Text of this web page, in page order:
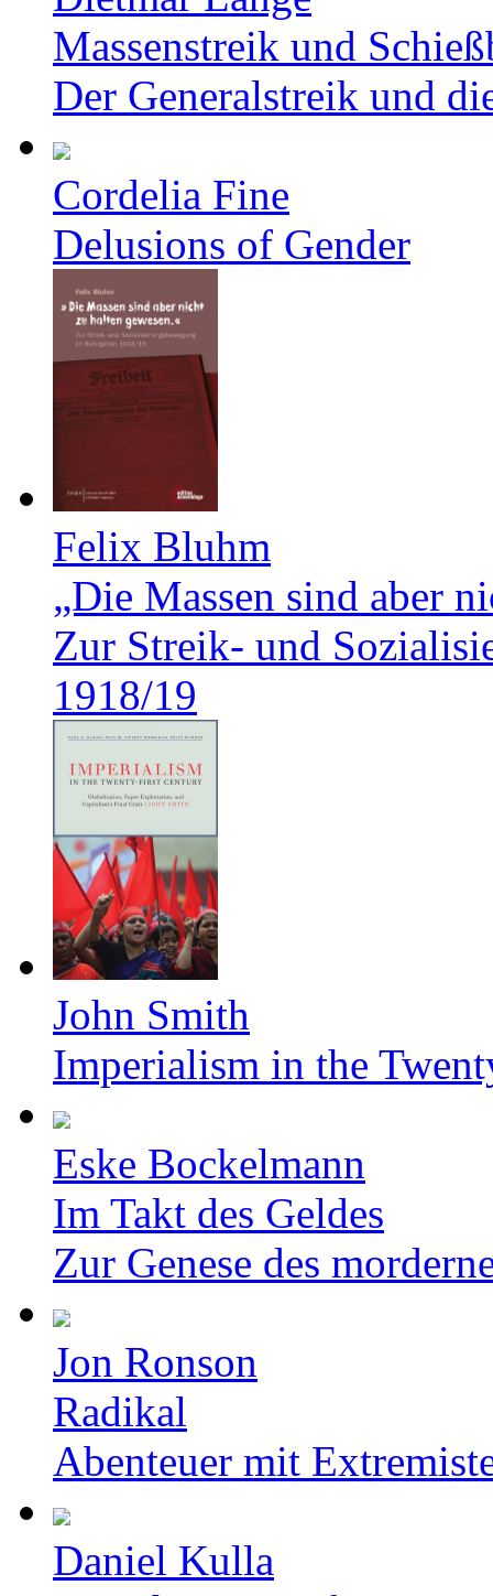
Massenstreik und
Der Generalstreik und
Cordelia Fine
Delusions of Gender
Felix Bluhm
„Die Massen sind aber
Zur Streik- und
1918/19
John Smith
Imperialism in the
Eske Bockelmann
Im Takt des Geldes
Zur Genese des
Jon Ronson
Radikal
Abenteuer mit
Daniel Kulla